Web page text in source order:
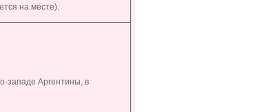
на месте).
западе Аргентины, в